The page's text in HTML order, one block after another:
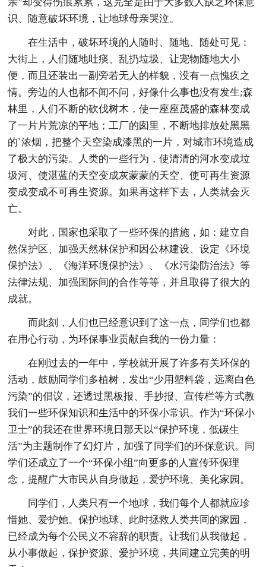
识、随意破坏环境，让地球母亲哭泣。
在生活中，破坏环境的人随时、随地、随处可见：
大街上，人们随地吐痰、乱扔垃圾、让宠物随地大小
便，而且还装出一副旁若无人的样貌，没有一点愧疚之
情。旁边的人也都不闻不问，好像什么事也没有发生;森
林里，人们不断的砍伐树木，使一座座茂盛的森林变成
了一片片荒凉的平地；工厂的囱里，不断地排放处黑黑
的`浓烟，把整个天空染成漆黑的一片，对城市环境造成
了极大的污染。人类的一些行为，使清清的河水变成垃
圾河、使湛蓝的天空变成灰蒙蒙的天空、使可再生资源
变成变成不可再生资源。如果再这样下去，人类就会灭
亡。
对此，国家也采取了一些环保的措施，如：建立自
然保护区、加强天然林保护和因公林建设、设定《环境
保护法》、《海洋环境保护法》、《水污染防治法》等
法律法规、加强国际间的合作等等，并且取得了很大的
成就。
而此刻，人们也已经意识到了这一点，同学们也都
在用心行动，为环保事业贡献自我的一份力量：
在刚过去的一年中，学校就开展了许多有关环保的
活动，鼓励同学们多植树，发出“少用塑料袋，远离白色
污染”的倡议，还透过黑板报、手抄报、宣传栏等方式教
我们一些环保知识和生活中的环保小常识。作为“环保小
卫士”的我还在世界环境日那天以“保护环境，低碳生
活”为主题制作了幻灯片，加强了同学们的环保意识。同
学们还成立了一个“环保小组”向更多的人宣传环保理
念，提醒广大市民从自身做起，爱护环境、美化家园。
同学们，人类只有一个地球，我们每个人都就应珍
惜她、爱护她。保护地球、此时拯救人类共同的家园，
已经成为每个公民义不容辞的职责。让我们从我做起，
从小事做起，保护资源、爱护环境，共同建立完美的明